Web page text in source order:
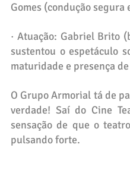
Gomes (condução segura
· Atuação: Gabriel Brito
sustentou o espetáculo
maturidade e presença
O Grupo Armorial tá de
verdade! Saí do Cine
sensação de que o
pulsando forte.